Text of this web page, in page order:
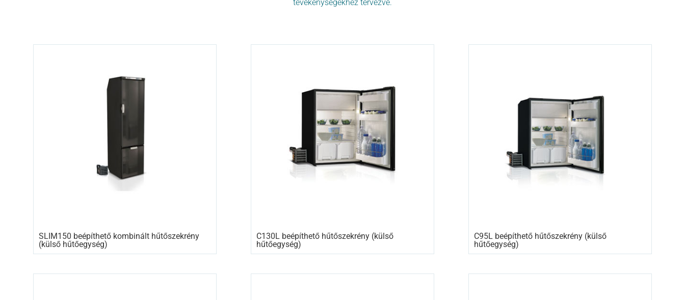
tevékenységekhez tervezve.
SLIM150 beépíthető kombinált hűtőszekrény
(külső hűtőegység)
C130L beépíthető hűtőszekrény (külső
hűtőegység)
C95L beépíthető hűtőszekrény (külső
hűtőegység)